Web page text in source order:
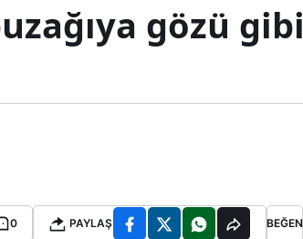
gözü gibi
0 PAYLAŞ BEĞEN